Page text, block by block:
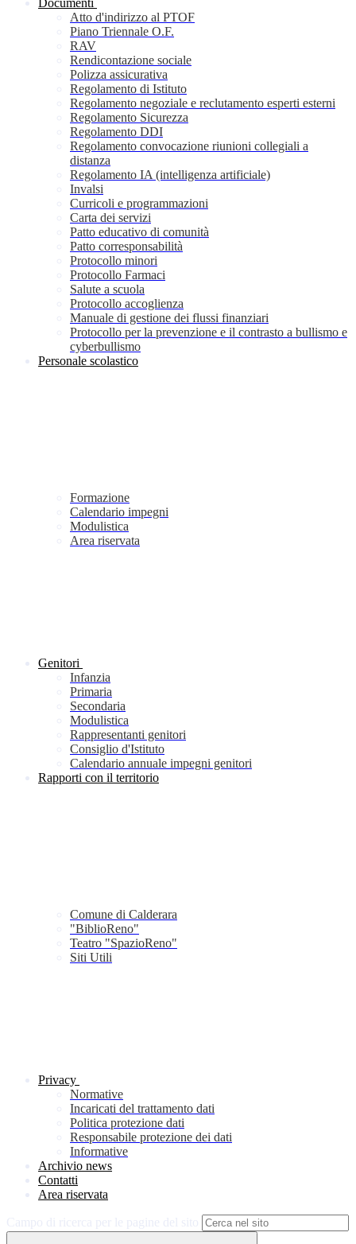
Documenti
Atto d'indirizzo al PTOF
Piano Triennale O.F.
RAV
Rendicontazione sociale
Polizza assicurativa
Regolamento di Istituto
Regolamento negoziale e reclutamento esperti esterni
Regolamento Sicurezza
Regolamento DDI
Regolamento convocazione riunioni collegiali a
distanza
Regolamento IA (intelligenza artificiale)
Invalsi
Curricoli e programmazioni
Carta dei servizi
Patto educativo di comunità
Patto corresponsabilità
Protocollo minori
Protocollo Farmaci
Salute a scuola
Protocollo accoglienza
Manuale di gestione dei flussi finanziari
Protocollo per la prevenzione e il contrasto a bullismo e
cyberbullismo
Personale scolastico
Formazione
Calendario impegni
Modulistica
Area riservata
Genitori
Infanzia
Primaria
Secondaria
Modulistica
Rappresentanti genitori
Consiglio d'Istituto
Calendario annuale impegni genitori
Rapporti con il territorio
Comune di Calderara
"BiblioReno"
Teatro "SpazioReno"
Siti Utili
Privacy
Normative
Incaricati del trattamento dati
Politica protezione dati
Responsabile protezione dei dati
Informative
Archivio news
Contatti
Area riservata